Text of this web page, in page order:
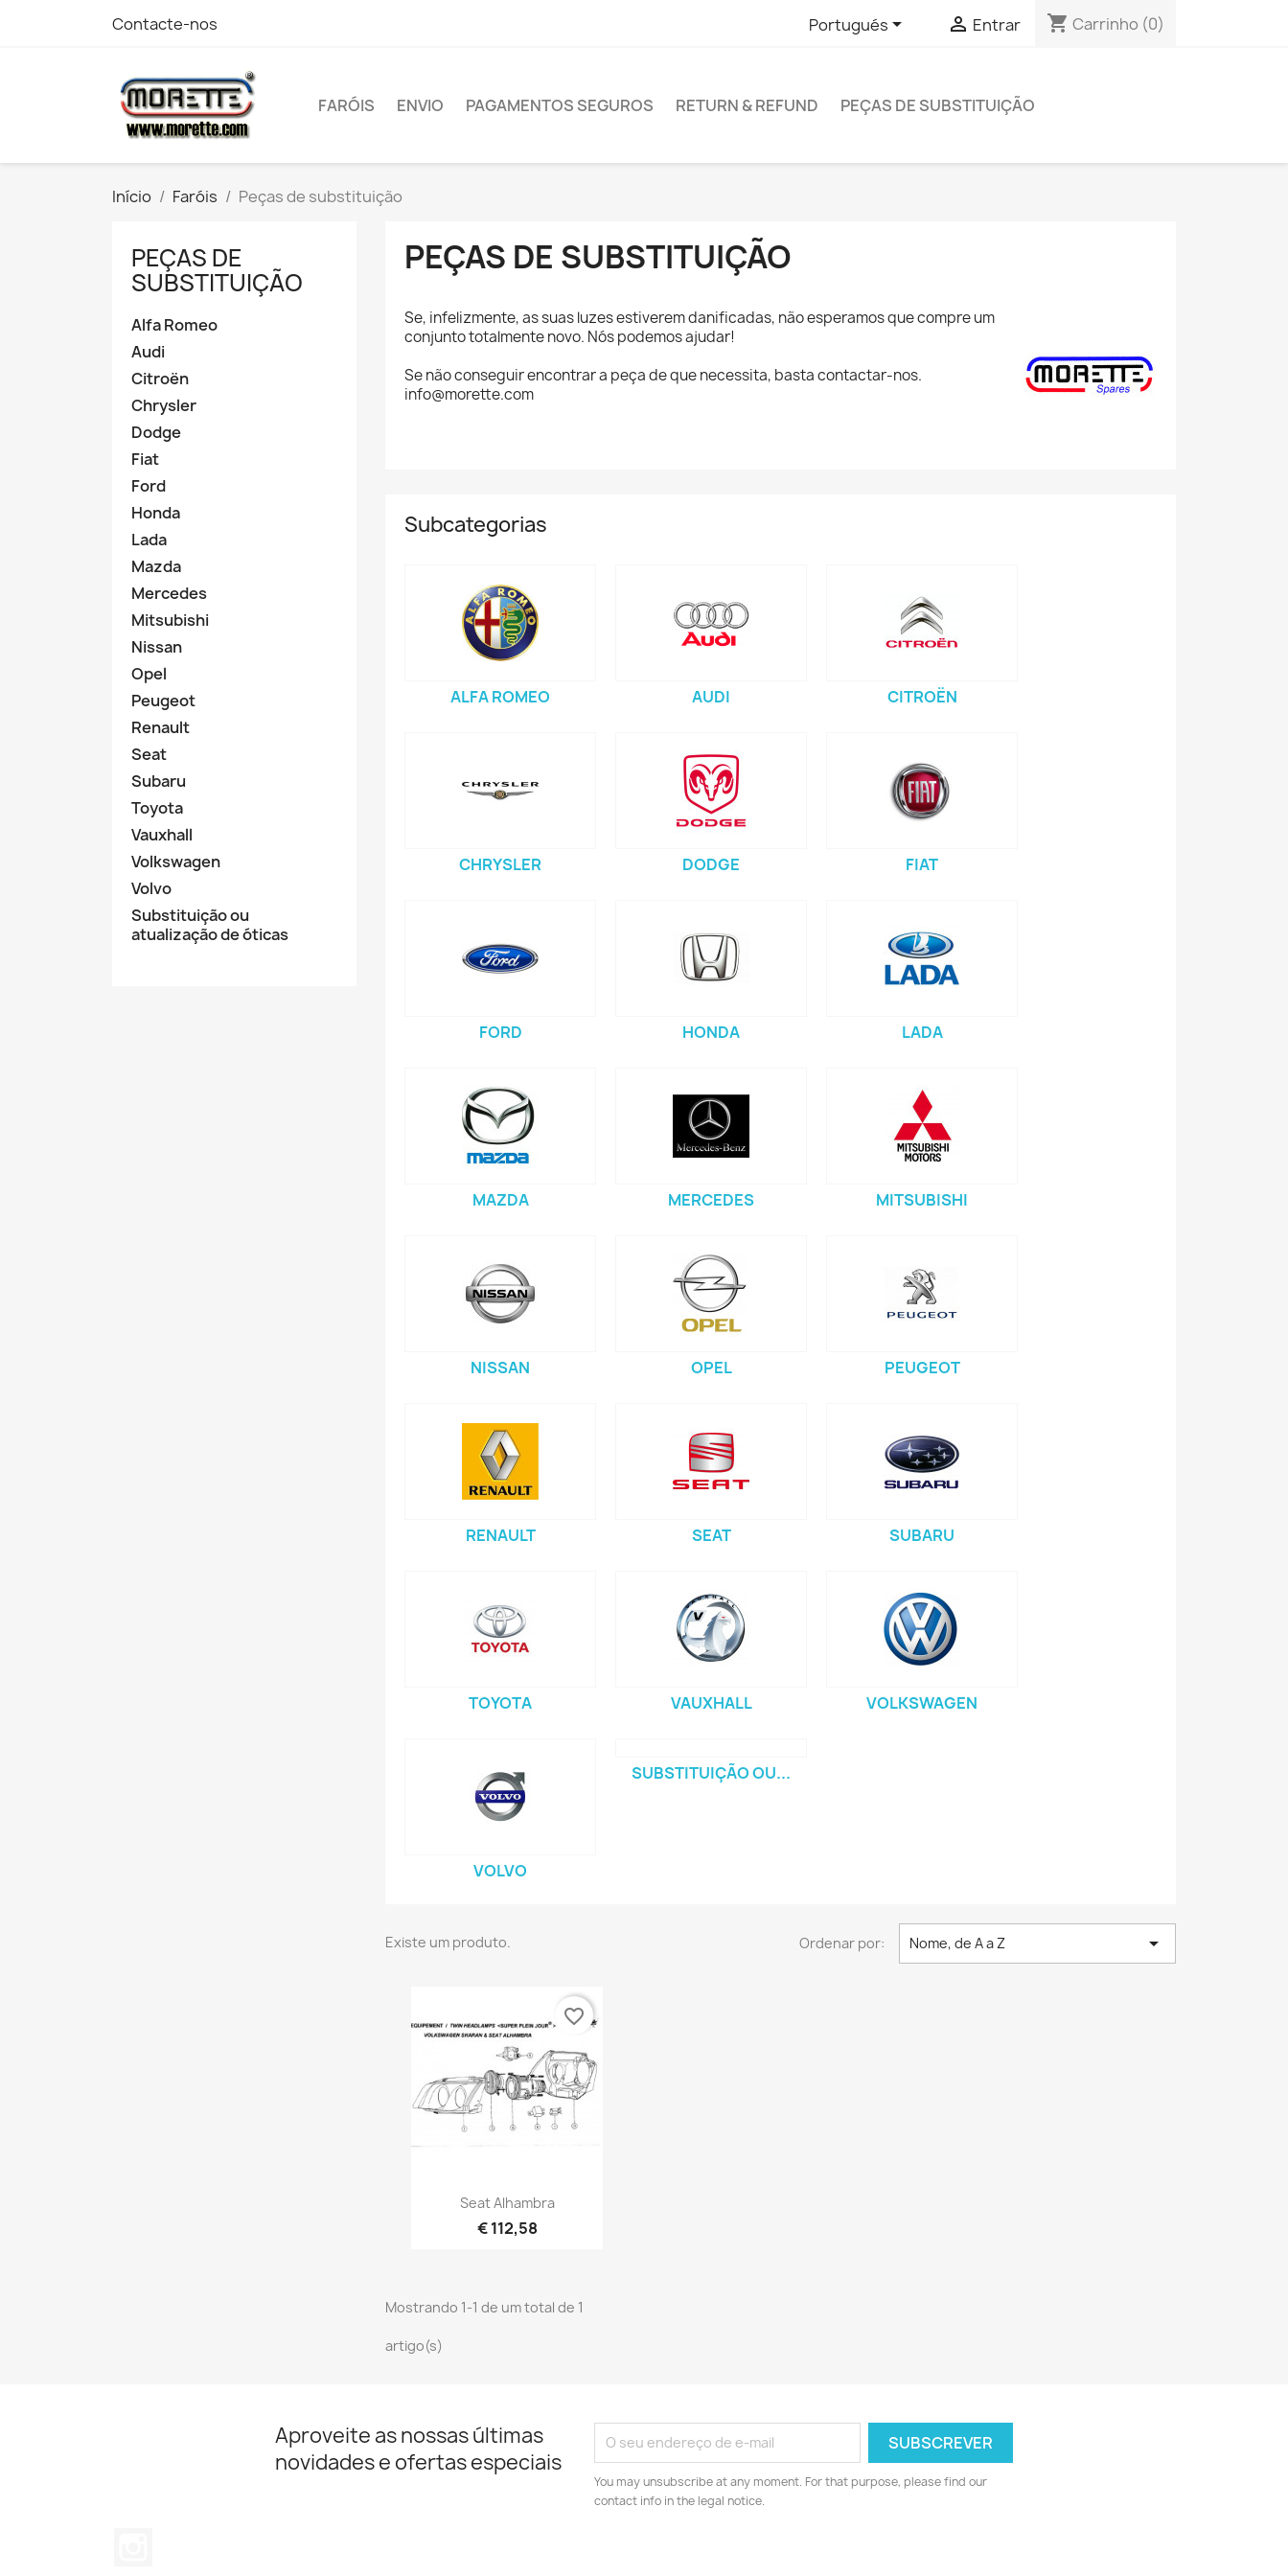
Contacte-nos Portugués  Entrar shopping_cart Carrinho (0)
FARÓIS ENVIO PAGAMENTOS SEGUROS RETURN & REFUND PEÇAS DE SUBSTITUIÇÃO
Início Faróis Peças de substituição
PEÇAS DE
SUBSTITUIÇÃO
Alfa Romeo
Audi
Citroën
Chrysler
Dodge
Fiat
Ford
Honda
Lada
Mazda
Mercedes
Mitsubishi
Nissan
Opel
Peugeot
Renault
Seat
Subaru
Toyota
Vauxhall
Volkswagen
Volvo
Substituição ou
atualização de óticas
PEÇAS DE SUBSTITUIÇÃO
Se, infelizmente, as suas luzes estiverem danificadas, não esperamos que compre um
conjunto totalmente novo. Nós podemos ajudar!
Se não conseguir encontrar a peça de que necessita, basta contactar-nos.
info@morette.com
Subcategorias
ALFA ROMEO AUDI CITROËN
CHRYSLER DODGE FIAT
FORD HONDA LADA
MAZDA MERCEDES MITSUBISHI
NISSAN OPEL PEUGEOT
RENAULT SEAT SUBARU
TOYOTA VAUXHALL VOLKSWAGEN
VOLVO
SUBSTITUIÇÃO OU...
Existe um produto. Ordenar por: Nome, de A a Z 
Vista rápida
Seat Alhambra
€ 112,58
favorite_border
Mostrando 1-1 de um total de 1
artigo(s)
Aproveite as nossas últimas
novidades e ofertas especiais
You may unsubscribe at any moment. For that purpose, please find our
contact info in the legal notice.